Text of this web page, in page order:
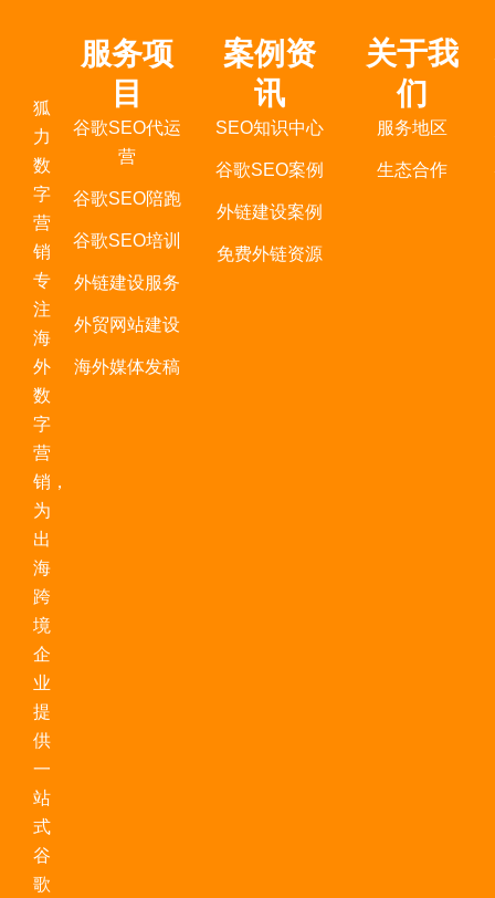
狐
力
数
字
营
销
专
注
海
外
数
字
营
销，
为
出
海
跨
境
企
业
提
供
一
站
式
谷
歌
服务项
目
谷歌SEO代运
营
谷歌SEO陪跑
谷歌SEO培训
外链建设服务
外贸网站建设
海外媒体发稿
案例资
讯
SEO知识中心
谷歌SEO案例
外链建设案例
免费外链资源
关于我
们
服务地区
生态合作